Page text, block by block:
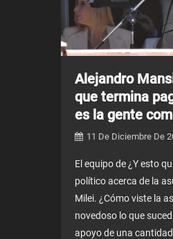
Alejandro
que termina
es la gente
11 De Diciembre De
El equipo de ¿Y esto
político acerca de la
Milei. ¿Cómo viste la
novedoso lo que
apoyo de una